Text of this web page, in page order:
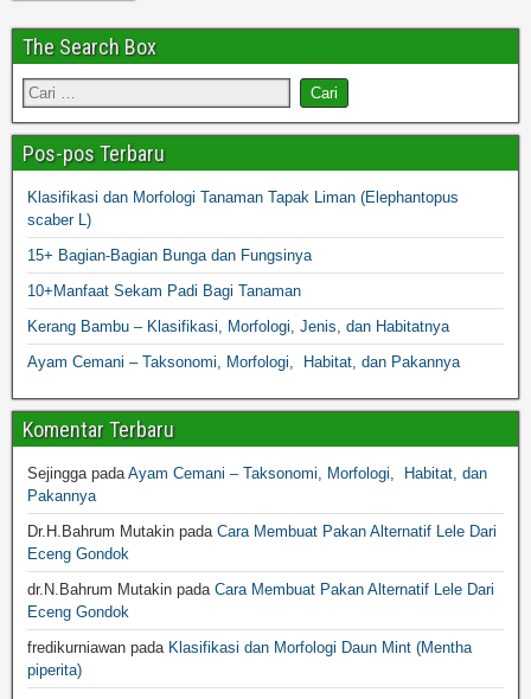
The Search Box
Pos-pos Terbaru
Klasifikasi dan Morfologi Tanaman Tapak Liman (Elephantopus
scaber L)
15+ Bagian-Bagian Bunga dan Fungsinya
10+Manfaat Sekam Padi Bagi Tanaman
Kerang Bambu – Klasifikasi, Morfologi, Jenis, dan Habitatnya
Ayam Cemani – Taksonomi, Morfologi, Habitat, dan Pakannya
Komentar Terbaru
SejinggapadaAyam Cemani – Taksonomi, Morfologi, Habitat, dan
Pakannya
Dr.H.Bahrum Mutakin pada Cara Membuat Pakan Alternatif Lele Dari
Eceng Gondok
dr.N.Bahrum Mutakin pada Cara Membuat Pakan Alternatif Lele Dari
Eceng Gondok
fredikurniawan pada Klasifikasi dan Morfologi Daun Mint (Mentha
piperita)